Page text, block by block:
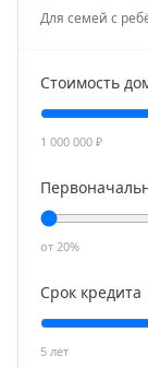
Для семей с
Стоимость
1 000 000 ₽
от 20%
Срок кредита
5 лет